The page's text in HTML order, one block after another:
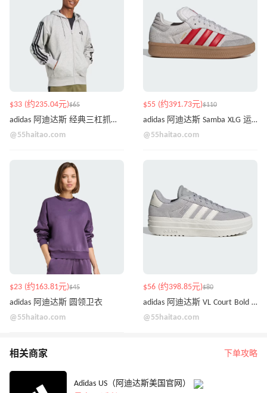
$33 (约235.04元)$65
adidas 阿迪达斯 经典三杠抓绒外套
@55haitao.com
$55 (约391.73元)$110
adidas 阿迪达斯 Samba XLG 运动鞋
@55haitao.com
$23 (约163.81元)$45
adidas 阿迪达斯 圆领卫衣
@55haitao.com
$56 (约398.85元)$80
adidas 阿迪达斯 VL Court Bold 运动鞋
@55haitao.com
相关商家 下单攻略
Adidas US（阿迪达斯美国官网）